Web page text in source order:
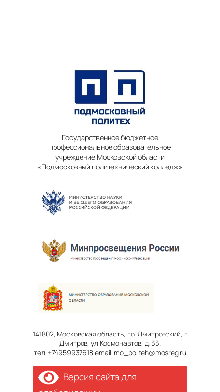
Государственное бюджетное
профессиональное образовательное
учреждение Московской области
«Подмосковный политехнический колледж»
141802, Московская область, г.о. Дмитровский, г
Дмитров, ул Космонавтов, д. 33.
тел. +74959937618 email. mo_politeh@mosreg.ru
Версия сайта для